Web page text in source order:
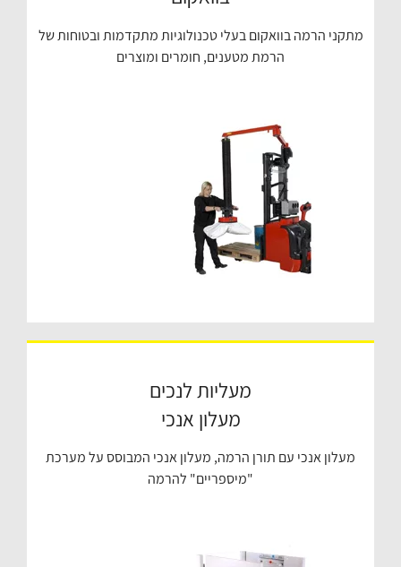
מתקני הרמה בוואקום בעלי טכנולוגיות מתקדמות ובטוחות של
הרמת מטענים, חומרים ומוצרים
מעליות לנכים
מעלון אנכי
מעלון אנכי עם תורן הרמה, מעלון אנכי המבוסס על מערכת
"מיספריים" להרמה